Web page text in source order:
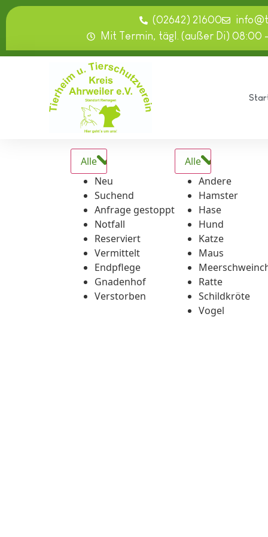
springen
(02642) 21600
Mit Termin, tägl. (außer Di) 08:00
Alle
Neu
Suchend
Anfrage gestoppt
Notfall
Reserviert
Vermittelt
Endpflege
Gnadenhof
Verstorben
Alle
Andere
Hamster
Hase
Hund
Katze
Maus
Ratte
Schildkröte
Vogel